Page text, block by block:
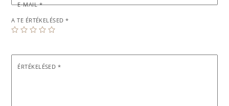
E-MAIL*
A TE ÉRTÉKELÉSED*
ÉRTÉKELÉSED *